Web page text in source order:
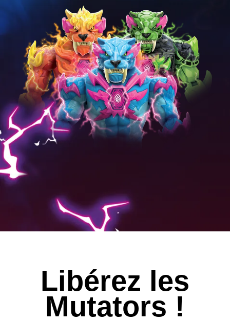
Libérez les
Mutators !